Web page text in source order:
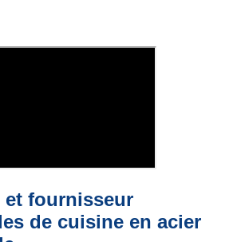
et fournisseur
de cuisine en acier